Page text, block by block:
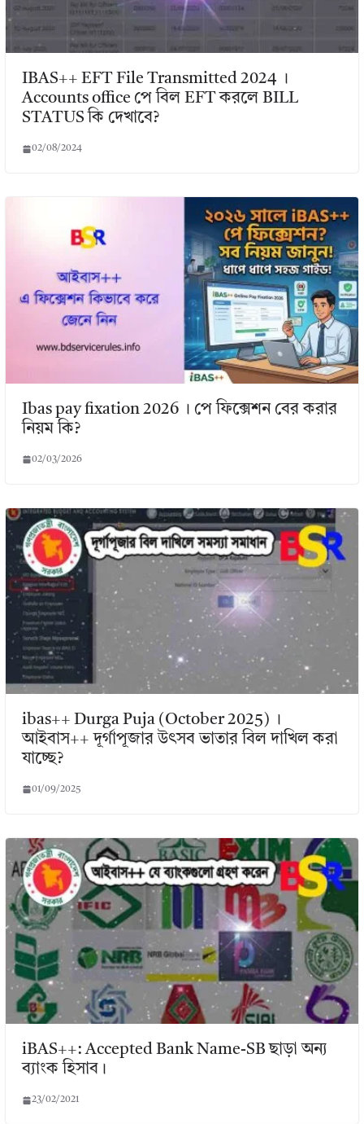
IBAS++ EFT File Transmitted 2024 ।
Accounts office পে বিল EFT করলে BILL
STATUS কি দেখাবে?
02/08/2024
Ibas pay fixation 2026 । পে ফিক্সেশন বের করার
নিয়ম কি?
02/03/2026
ibas++ Durga Puja (October 2025) ।
আইবাস++ দূর্গাপূজার উৎসব ভাতার বিল দাখিল করা
যাচ্ছে?
01/09/2025
iBAS++: Accepted Bank Name-SB ছাড়া অন্য
ব্যাংক হিসাব।
23/02/2021